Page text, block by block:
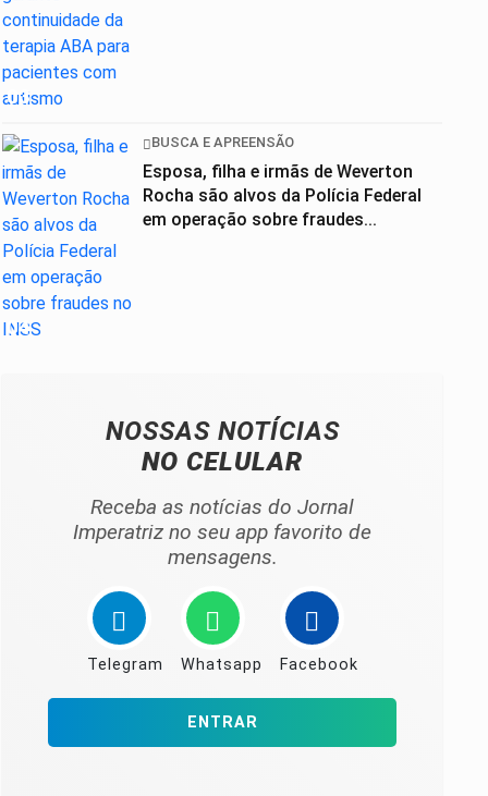
03
04
BUSCA E APREENSÃO
Esposa, filha e irmãs de Weverton
Rocha são alvos da Polícia Federal
em operação sobre fraudes...
NOSSAS NOTÍCIAS
NO CELULAR
Receba as notícias do Jornal
Imperatriz no seu app favorito de
mensagens.
Telegram Whatsapp Facebook
ENTRAR